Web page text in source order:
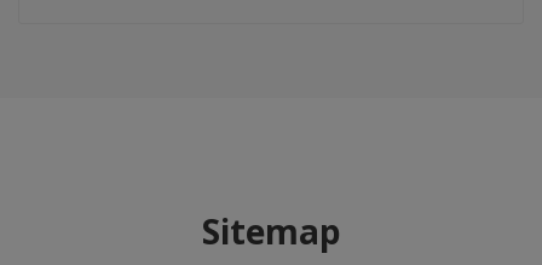
Sitemap